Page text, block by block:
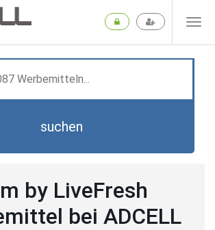
suchen
by LiveFresh
bei ADCELL